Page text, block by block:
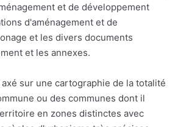
et de développement
d'aménagement et de
et les divers documents
et les annexes.
sur une cartographie de la totalité
ou des communes dont il
en zones distinctes avec